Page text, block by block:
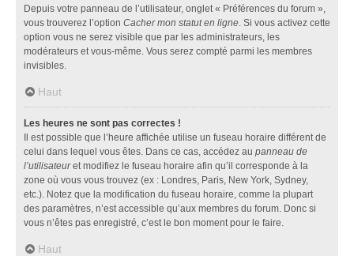
Depuis votre panneau de l’utilisateur, onglet « Préférences du forum »,
vous trouverez l’option Cacher mon statut en ligne. Si vous activez cette
option vous ne serez visible que par les administrateurs, les
modérateurs et vous-même. Vous serez compté parmi les membres
invisibles.
Haut
Les heures ne sont pas correctes !
Il est possible que l’heure affichée utilise un fuseau horaire différent de
celui dans lequel vous êtes. Dans ce cas, accédez au panneau de
l’utilisateuret modifiez le fuseau horaire afin qu’il corresponde à la
zone où vous vous trouvez (ex : Londres, Paris, New York, Sydney,
etc.). Notez que la modification du fuseau horaire, comme la plupart
des paramètres, n’est accessible qu’aux membres du forum. Donc si
vous n’êtes pas enregistré, c’est le bon moment pour le faire.
Haut